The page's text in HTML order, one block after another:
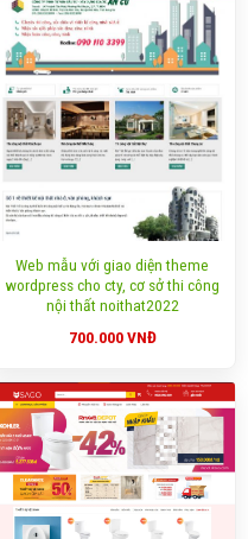
Web mẫu với giao diện theme
wordpress cho cty, cơ sở thi công
nội thất noithat2022
700.000VNĐ